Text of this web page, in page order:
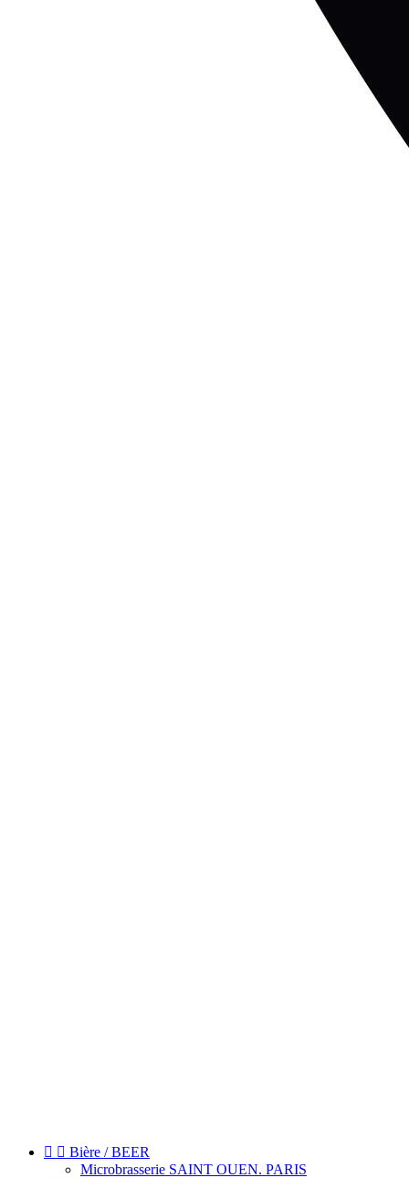
  Bière / BEER
Microbrasserie SAINT OUEN. PARIS